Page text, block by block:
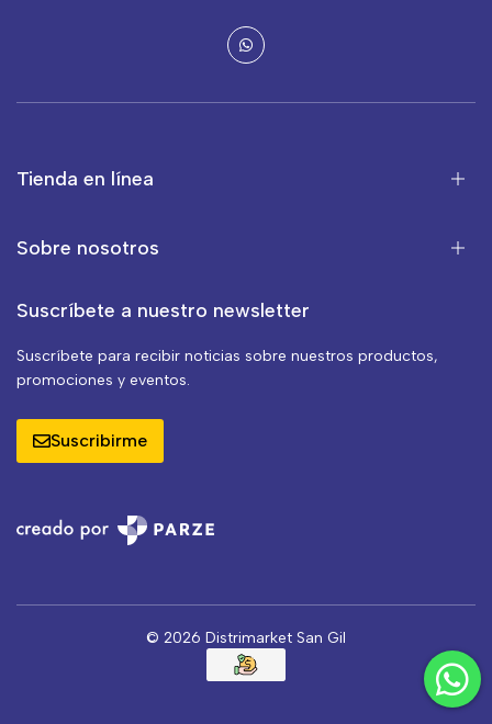
Tienda en línea
Sobre nosotros
Suscríbete a nuestro newsletter
Suscríbete para recibir noticias sobre nuestros productos,
promociones y eventos.
Suscribirme
© 2026 Distrimarket San Gil